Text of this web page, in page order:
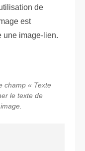
de
est
une image-lien.
champ « Texte
le texte de